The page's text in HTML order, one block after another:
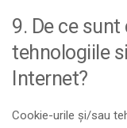
9. De ce
tehnologiile
Internet?
Cookie-urile și/sau